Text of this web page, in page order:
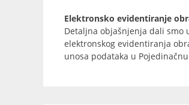
Elektronsko evidentiranje
Detaljna objašnjenja dali smo
elektronskog evidentiranja
unosa podataka u